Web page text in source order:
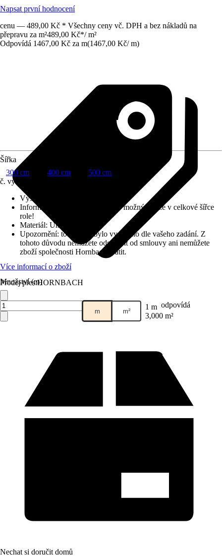
Napsat první hodnocení
cenu — 489,00 Kč * Všechny ceny vč. DPH a bez nákladů na
přepravu za m²489,00 Kč*/ m²
Odpovídá 1467,00 Kč za m(1467,00 Kč/ m)
Prodej přes:HORNBACH
Šířka
300 cm
400 cm
500 cm
č. výrobku
Výška vlasu (cca)
Informace k objednávání
Odběr možný pouze v celkové šířce
role!
Materiál: Umělé vlákno
Upozornění: toto zboží bylo vyrobeno dle vašeho zadání. Z
tohoto důvodu nemůžete odstoupit od smlouvy ani nemůžete
zboží společnosti Hornbach vrátit.
Více informací o zboží
Množství (m)
m m² 1 m odpovídá
3,000 m²
Nechat si doručit domů